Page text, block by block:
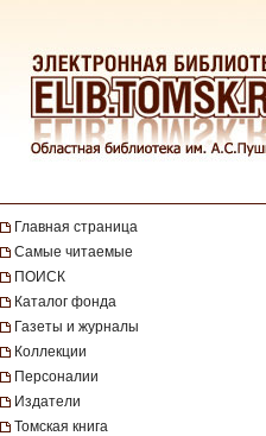
Главная страница
Самые читаемые
ПОИСК
Каталог фонда
Газеты и журналы
Коллекции
Персоналии
Издатели
Томская книга